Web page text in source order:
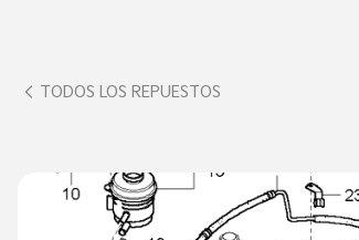
TODOS LOS REPUESTOS